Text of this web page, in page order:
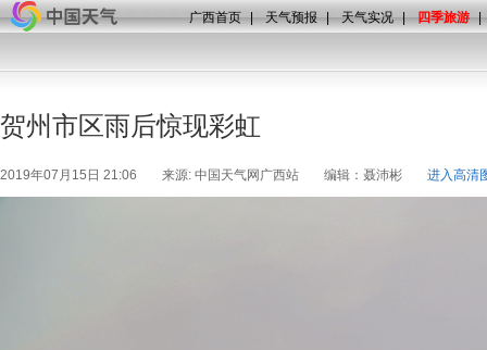
广西首页 | 天气预报 | 天气实况 | 四季旅游 |
贺州市区雨后惊现彩虹
2019年07月15日 21:06 来源: 中国天气网广西站 编辑：聂沛彬 进入高清